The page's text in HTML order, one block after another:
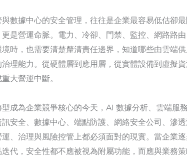
與數據中心的安全管理，往往是企業最容易低估卻
是營運命脈。電力、冷卻、門禁、監控、網路路
時，也需要清楚釐清責任邊界，知道哪些由雲端
理能力。從硬體層到應用層，從實體設備到虛擬
大營運中斷。
成為企業競爭核心的今天，AI 數據分析、雲端服
訊安全、數據中心、端點防護、網絡安全公司、滲
、治理與風險控管上都必須面對的現實。當企業
迭代，安全性都不應被視為附屬功能，而應與業務